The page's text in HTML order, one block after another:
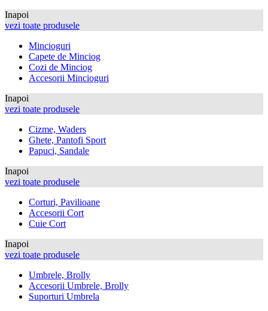
Inapoi
vezi toate produsele
Mincioguri
Capete de Minciog
Cozi de Minciog
Accesorii Mincioguri
Inapoi
vezi toate produsele
Cizme, Waders
Ghete, Pantofi Sport
Papuci, Sandale
Inapoi
vezi toate produsele
Corturi, Pavilioane
Accesorii Cort
Cuie Cort
Inapoi
vezi toate produsele
Umbrele, Brolly
Accesorii Umbrele, Brolly
Suporturi Umbrela